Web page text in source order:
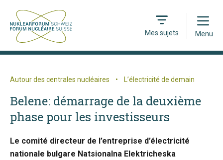
Mes sujets
Open
Menu
Autour des centrales nucléaires • L’électricité de demain
Belene: démarrage de la deuxième
phase pour les investisseurs
Le comité directeur de l’entreprise d’électricité
nationale bulgare Natsionalna Elektricheska